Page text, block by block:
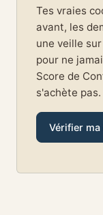
Tes vraies
avant, les
une veille
pour ne
Score de
s'achète pas.
Vérifier ma